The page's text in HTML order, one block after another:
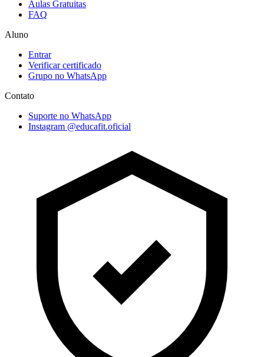
Aulas Gratuitas
FAQ
Aluno
Entrar
Verificar certificado
Grupo no WhatsApp
Contato
Suporte no WhatsApp
Instagram @educafit.oficial